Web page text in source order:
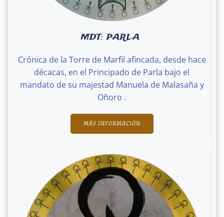
MDT: PARLA
Crónica de la Torre de Marfil afincada, desde hace
décacas, en el Principado de Parla bajo el
mandato de su majestad Manuela de Malasaña y
Oñoro .
MÁS INFORMACIÓN